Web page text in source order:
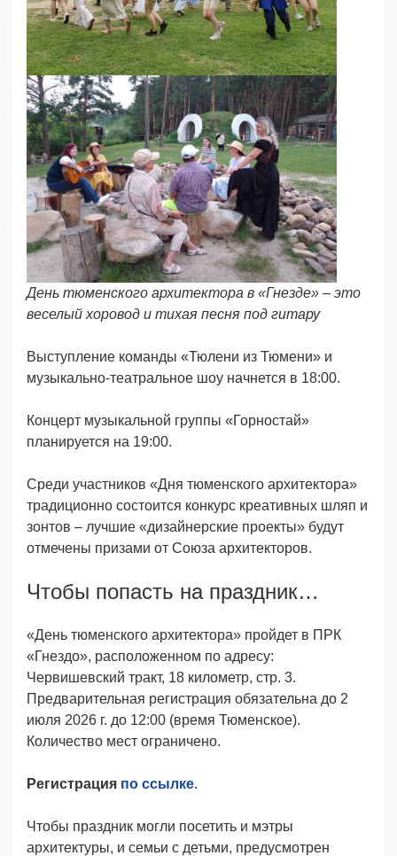
День тюменского архитектора в «Гнезде» – это
веселый хоровод и тихая песня под гитару
Выступление команды «Тюлени из Тюмени» и
музыкально-театральное шоу начнется в 18:00.
Концерт музыкальной группы «Горностай»
планируется на 19:00.
Среди участников «Дня тюменского архитектора»
традиционно состоится конкурс креативных шляп и
зонтов – лучшие «дизайнерские проекты» будут
отмечены призами от Союза архитекторов.
Чтобы попасть на праздник…
«День тюменского архитектора» пройдет в ПРК
«Гнездо», расположенном по адресу:
Червишевский тракт, 18 километр, стр. 3.
Предварительная регистрация обязательна до 2
июля 2026 г. до 12:00 (время Тюменское).
Количество мест ограничено.
Регистрация по ссылке.
Чтобы праздник могли посетить и мэтры
архитектуры, и семьи с детьми, предусмотрен